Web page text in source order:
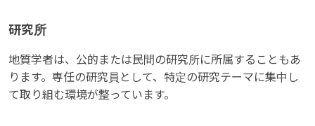
研究所
地質学者は、公的または民間の研究所に所属することもあ
ります。専任の研究員として、特定の研究テーマに集中し
て取り組む環境が整っています。